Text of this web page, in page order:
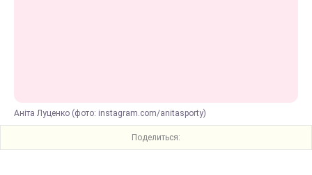
Аніта Луценко (фото: instagram.com/anitasporty)
Поделиться: